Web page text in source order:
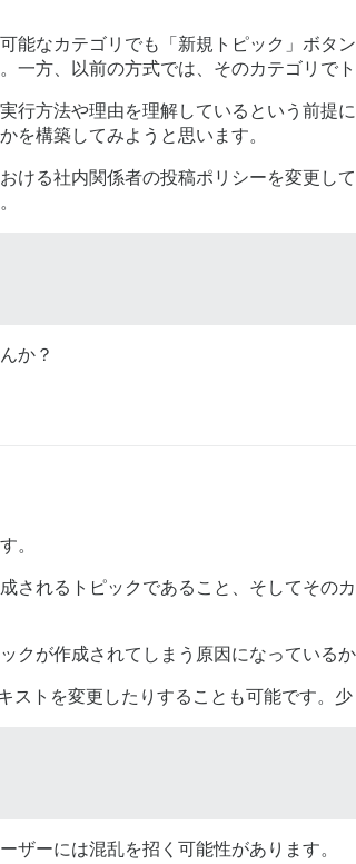
能なカテゴリでも「新規トピック」ボタ
一方、以前の方式では、そのカテゴリで
行方法や理由を理解しているという前提
を構築してみようと思います。
る社内関係者の投稿ポリシーを変更し
か？
。
されるトピックであること、そしてその
が作成されてしまう原因になっているか
ストを変更したりすることも可能です。少
ザーには混乱を招く可能性があります。